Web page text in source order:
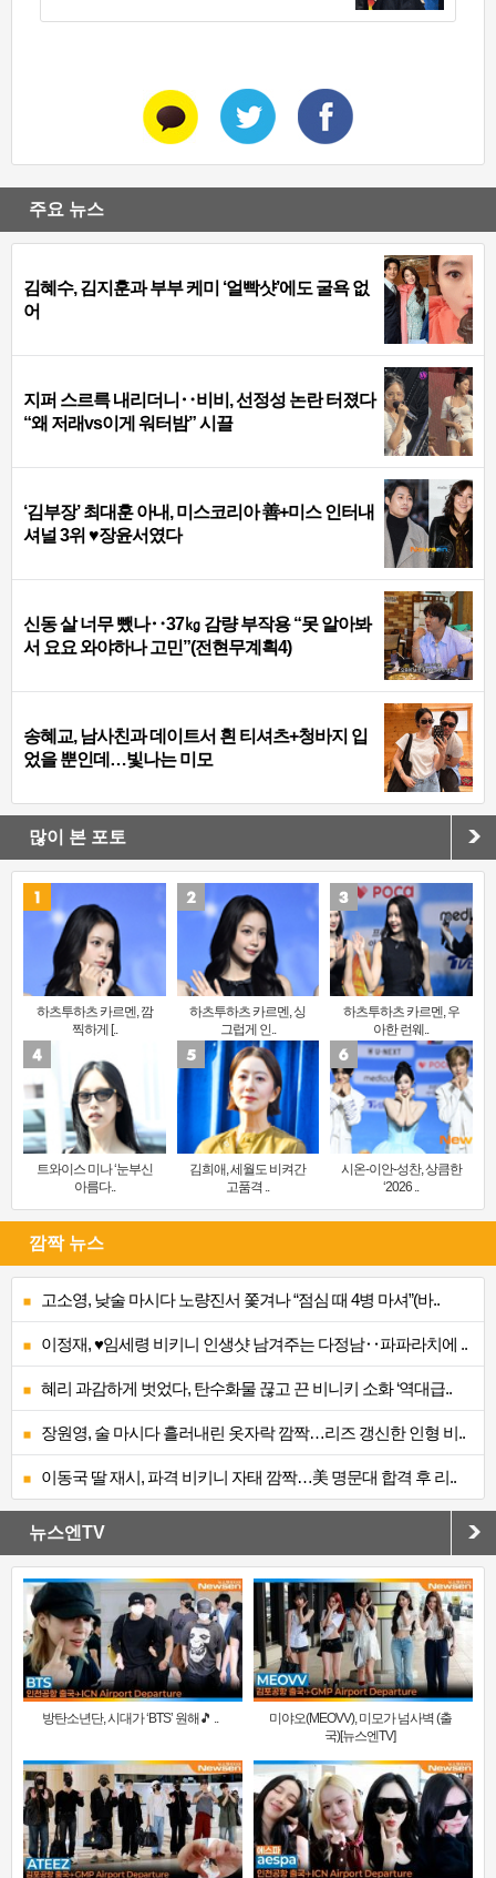
주요 뉴스
김혜수, 김지훈과 부부 케미 ‘얼빡샷’에도 굴욕 없
어
지퍼 스르륵 내리더니‥비비, 선정성 논란 터졌다
“왜 저래vs이게 워터밤” 시끌
‘김부장’ 최대훈 아내, 미스코리아 善+미스 인터내
셔널 3위 ♥장윤서였다
신동 살 너무 뺐나‥37㎏ 감량 부작용 “못 알아봐
서 요요 와야하나 고민”(전현무계획4)
송혜교, 남사친과 데이트서 흰 티셔츠+청바지 입
었을 뿐인데…빛나는 미모
많이 본 포토
하츠투하츠 카르멘, 깜
찍하게 [..
하츠투하츠 카르멘, 싱
그럽게 인..
하츠투하츠 카르멘, 우
아한 런웨..
트와이스 미나 ‘눈부신
아름다..
김희애, 세월도 비켜간
고품격 ..
시온-이안-성찬, 상큼한
‘2026 ..
깜짝 뉴스
고소영, 낮술 마시다 노량진서 쫓겨나 “점심 때 4병 마셔”(바..
이정재, ♥임세령 비키니 인생샷 남겨주는 다정남‥파파라치에 ..
혜리 과감하게 벗었다, 탄수화물 끊고 끈 비니키 소화 ‘역대급..
장원영, 술 마시다 흘러내린 옷자락 깜짝…리즈 갱신한 인형 비..
이동국 딸 재시, 파격 비키니 자태 깜짝…美 명문대 합격 후 리..
뉴스엔TV
방탄소년단, 시대가 ‘BTS’ 원해🎵 ..
미야오(MEOVV), 미모가 넘사벽 (출
국)[뉴스엔TV]